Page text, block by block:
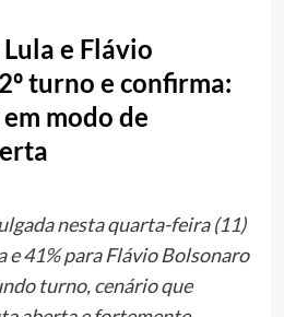
e Flávio
turno e confirma:
modo de
nesta quarta-feira (11)
e 41% para Flávio Bolsonaro
turno, cenário que